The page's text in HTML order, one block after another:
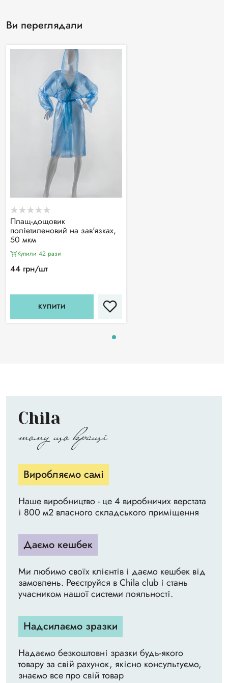
Ви переглядали
Плащ-дощовик
поліетиленовий на зав'язках,
50 мкм
Купили 42 рази
44 грн/шт
КУПИТИ
Chila
тому що кращі
Виробляємо самі
Наше виробництво - це 4 виробничих верстата
і 800 м2 власного складського приміщення
Даємо кешбек
Ми любимо своїх клієнтів і даємо кешбек від
замовлень. Реєструйся в Chila club і стань
учасником нашої системи лояльності.
Надсилаємо зразки
Надаємо безкоштовні зразки будь-якого
товару за свій рахунок, якісно консультуємо,
знаємо все про свій товар